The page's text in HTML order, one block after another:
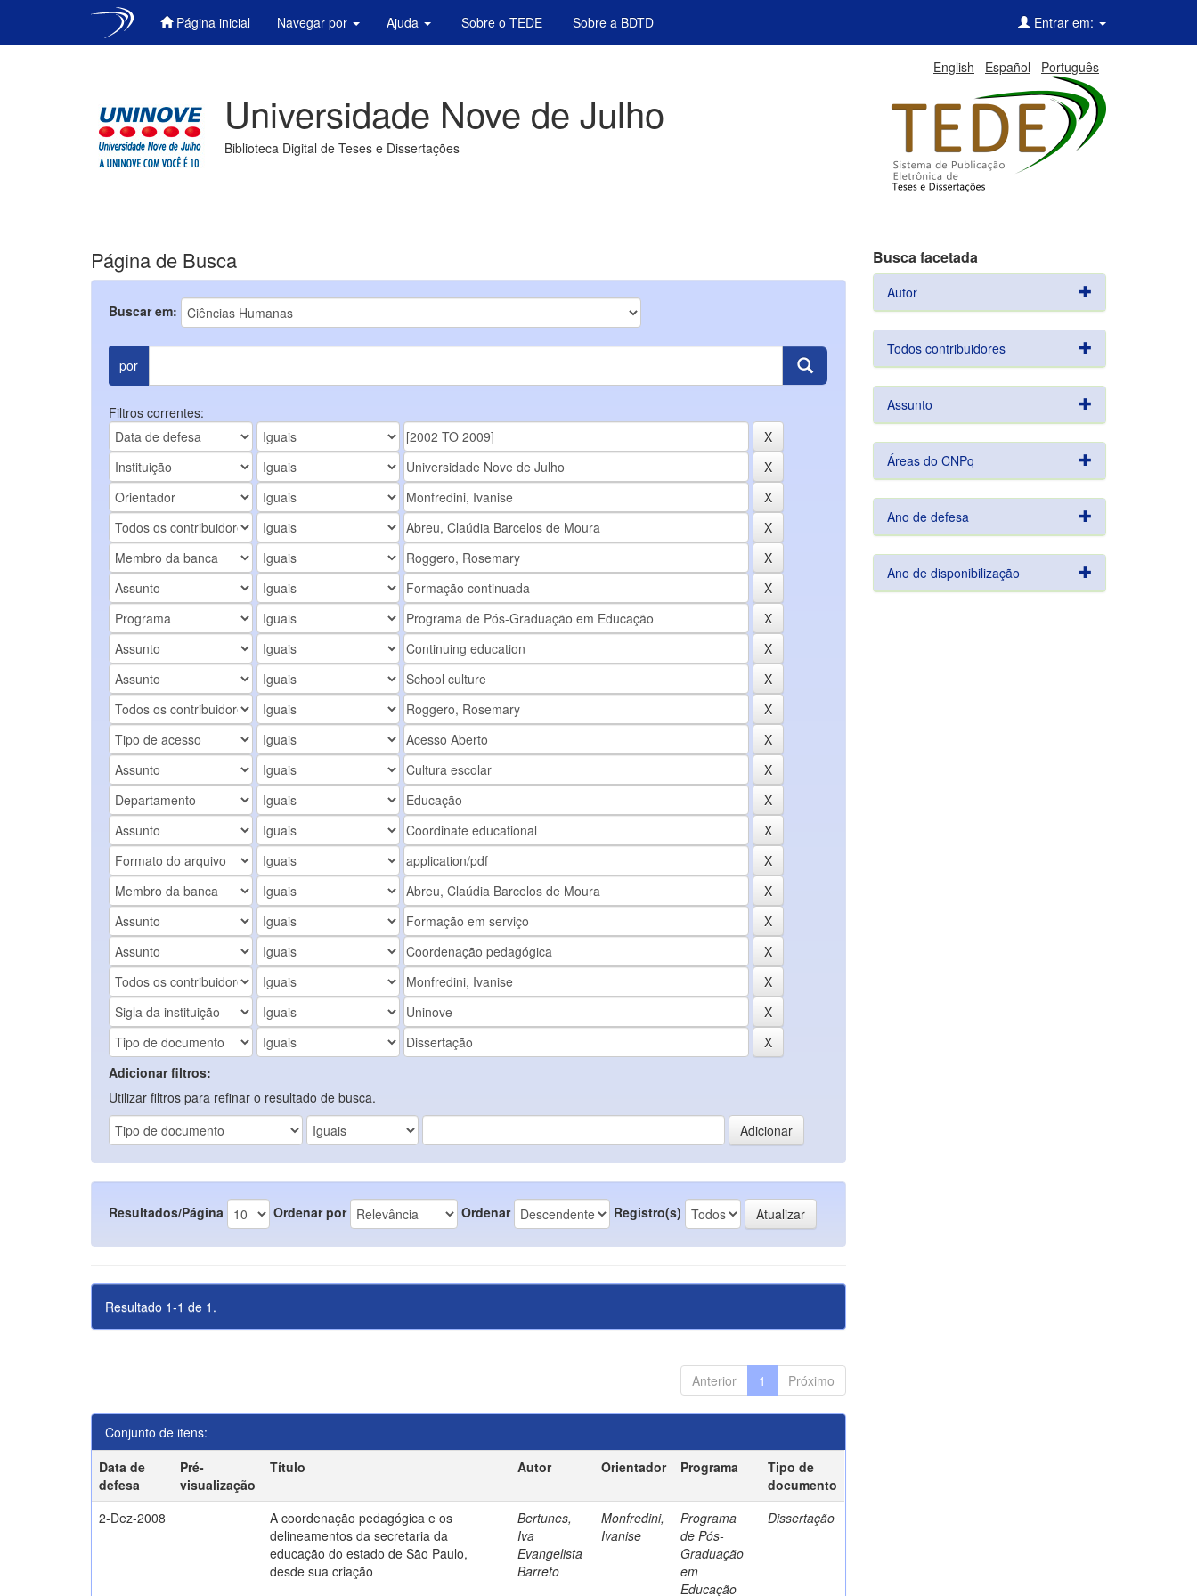
Página inicial Navegar por Ajuda Sobre o TEDE Sobre a BDTD Entrar em:
English Español Português
Universidade Nove de Julho
Biblioteca Digital de Teses e Dissertações
Página de Busca
Buscar em:
por
Filtros correntes:
Adicionar filtros:
Utilizar filtros para refinar o resultado de busca.
Resultados/Página Ordenar por Ordenar Registro(s)
Resultado 1-1 de 1.
Anterior 1 Próximo
Conjunto de itens:
Data de
defesa
Pré-
visualização
Título Autor Orientador Programa
Tipo de
documento
2-Dez-2008
A coordenação pedagógica e os
delineamentos da secretaria da
educação do estado de São Paulo,
desde sua criação
Bertunes,
Iva
Evangelista
Barreto
Monfredini,
Ivanise
Programa
de Pós-
Graduação
em
Educação
Dissertação
Busca facetada
Autor
Todos contribuidores
Assunto
Áreas do CNPq
Ano de defesa
Ano de disponibilização